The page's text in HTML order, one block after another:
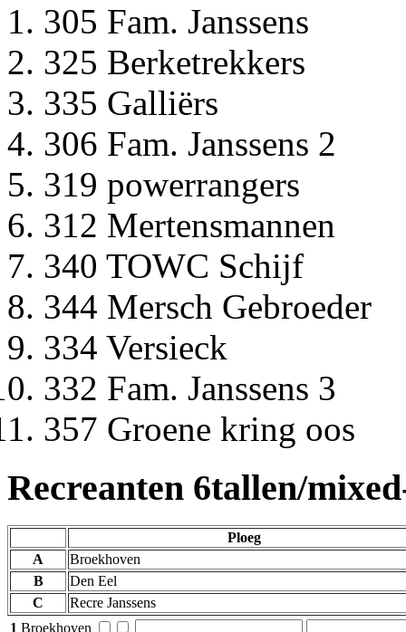
305 Fam. Janssens
325 Berketrekkers
335 Galliërs
306 Fam. Janssens 2
319 powerrangers
312 Mertensmannen
340 TOWC Schijf
344 Mersch Gebroeder
334 Versieck
332 Fam. Janssens 3
357 Groene kring oos
Recreanten 6tallen/
Ploeg
A
Broekhoven
B
Den Eel
C
Recre Janssens
1 Broekhoven